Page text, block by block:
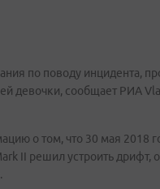
по поводу инцидента,
девочки, сообщает РИА
о том, что 30 мая 2018
II решил устроить дрифт,